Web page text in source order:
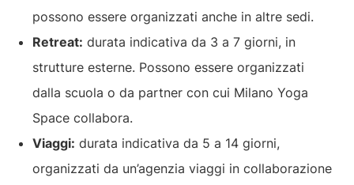
possono essere organizzati anche in altre sedi.
Retreat: durata indicativa da 3 a 7 giorni, in
strutture esterne. Possono essere organizzati
dalla scuola o da partner con cui Milano Yoga
Space collabora.
Viaggi: durata indicativa da 5 a 14 giorni,
organizzati da un’agenzia viaggi in collaborazione